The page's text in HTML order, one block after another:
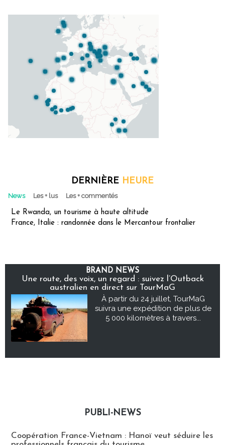
DERNIÈRE HEURE
News Les + lus Les + commentés
Le Rwanda, un tourisme à haute altitude
France, Italie : randonnée dans le Mercantour frontalier
BRAND NEWS
Une route, des voix, un regard : suivez l’Outback
australien en direct sur TourMaG
À partir du 24 juillet, TourMaG
suivra une expédition de plus de
5 000 kilomètres à travers...
PUBLI-NEWS
Coopération France-Vietnam : Hanoï veut séduire les